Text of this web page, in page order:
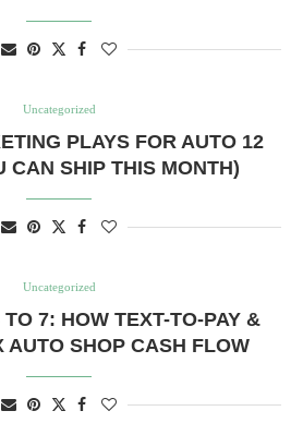
Uncategorized
PLAYS FOR AUTO
CAN SHIP THIS MONTH)
Uncategorized
7: HOW TEXT-TO-PAY &
AUTO SHOP CASH FLOW